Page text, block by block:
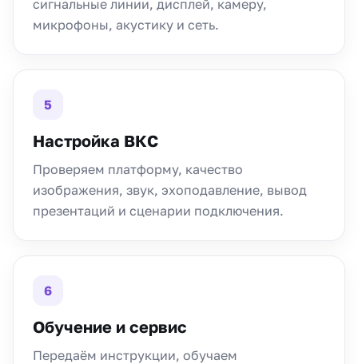
сигнальные линии, дисплей, камеру,
микрофоны, акустику и сеть.
5
Настройка ВКС
Проверяем платформу, качество
изображения, звук, эхоподавление, вывод
презентаций и сценарии подключения.
6
Обучение и сервис
Передаём инструкции, обучаем